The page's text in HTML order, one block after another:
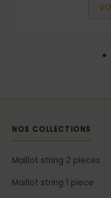
NOS COLLECTIONS
Maillot string 2 pieces
Maillot string 1 piece